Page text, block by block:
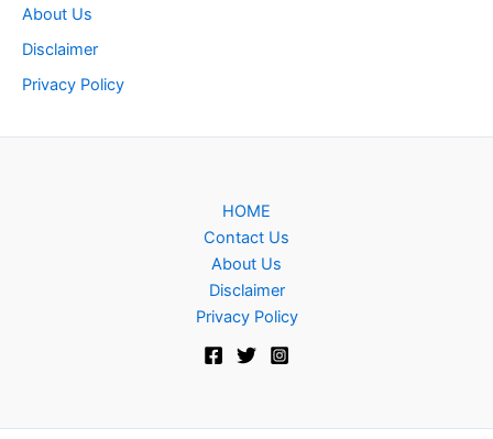
About Us
Disclaimer
Privacy Policy
HOME
Contact Us
About Us
Disclaimer
Privacy Policy